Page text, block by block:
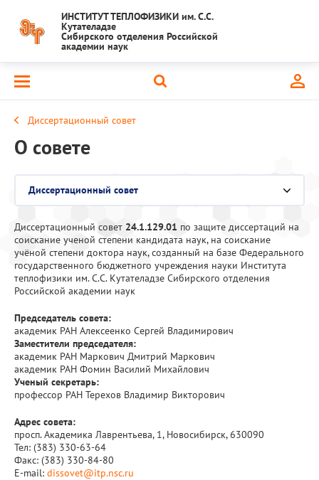
ИНСТИТУТ ТЕПЛОФИЗИКИ им. С.С.
Кутателадзе
Сибирского отделения Российской
академии наук
Диссертационный совет
О совете
Кафедра физики неравновесных процессов
Аспирантура
Диссертационный совет
Выберите раздел
Диссертационный совет 24.1.129.01 по защите диссертаций на
соискание ученой степени кандидата наук, на соискание
учёной степени доктора наук, созданный на базе Федерального
государственного бюджетного учреждения науки Института
теплофизики им. С.С. Кутателадзе Сибирского отделения
Российской академии наук
Председатель совета:
академик РАН Алексеенко Сергей Владимирович
Заместители председателя:
академик РАН Маркович Дмитрий Маркович
академик РАН Фомин Василий Михайлович
Ученый секретарь:
профессор РАН Терехов Владимир Викторович
Адрес совета:
просп. Академика Лаврентьева, 1, Новосибирск, 630090
Тел: (383) 330-63-64
Факс: (383) 330-84-80
E-mail: dissovet@itp.nsc.ru